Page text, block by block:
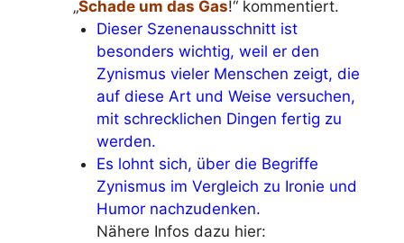
„Schade um das Gas!“ kommentiert.
Dieser Szenenausschnitt ist
besonders wichtig, weil er den
Zynismus vieler Menschen zeigt, die
auf diese Art und Weise versuchen,
mit schrecklichen Dingen fertig zu
werden.
Es lohnt sich, über die Begriffe
Zynismus im Vergleich zu Ironie und
Humor nachzudenken.
Nähere Infos dazu hier: